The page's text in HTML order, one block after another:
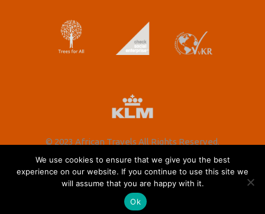
© 2023 African Travels All Rights Reserved.
Nederlands English(Engels)
We use cookies to ensure that we give you the best
experience on our website. If you continue to use this site we
will assume that you are happy with it.
Ok